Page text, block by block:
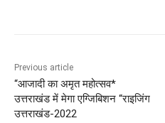
Previous article
“आजादी का अमृत महोत्सव*
उत्तराखंड में मेगा एग्जिबिशन “राइजिंग
उत्तराखंड-2022